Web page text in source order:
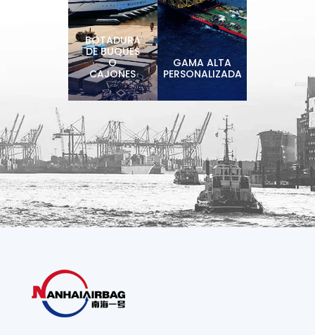
BOTADURA
DE BUQUES
O
CAJONES
GAMA ALTA
PERSONALIZADA